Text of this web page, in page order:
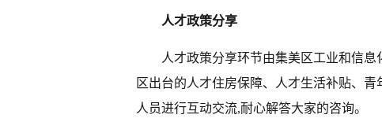
人才政策分享
人才政策分享环节由集美区工业和信
区出台的人才住房保障、人才生活补贴、
人员进行互动交流,耐心解答大家的咨询。